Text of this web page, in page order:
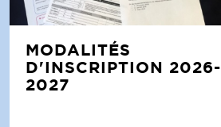
MODALITÉS
D'INSCRIPTION 2026-
2027